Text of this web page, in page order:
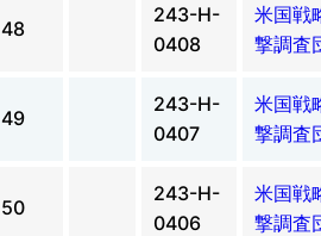
48
243-H-
0408
米国戦
撃調査
49
243-H-
0407
米国戦
撃調査
50
243-H-
0406
米国戦
撃調査